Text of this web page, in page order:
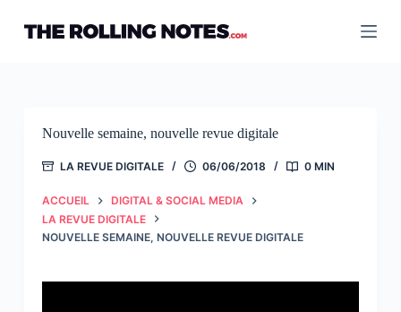
contenu
Nouvelle semaine, nouvelle revue digitale
LA REVUE DIGITALE 06/06/2018 0 MIN
ACCUEIL
DIGITAL & SOCIAL MEDIA
LA REVUE DIGITALE
NOUVELLE SEMAINE, NOUVELLE REVUE DIGITALE